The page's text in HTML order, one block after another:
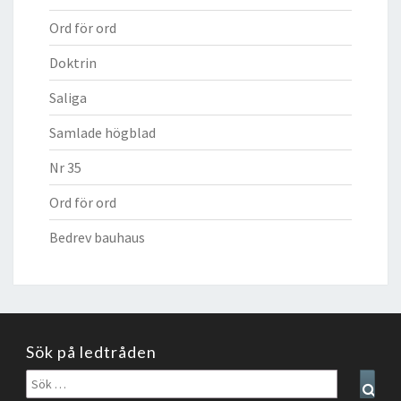
Ord för ord
Doktrin
Saliga
Samlade högblad
Nr 35
Ord för ord
Bedrev bauhaus
Sök på ledtråden
Sök
efter: